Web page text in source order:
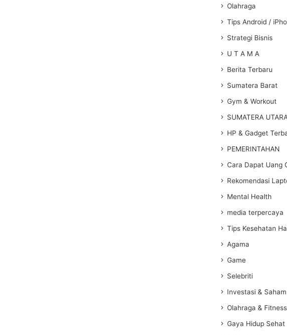
Olahraga
Tips Android /
Strategi Bisnis
U T A M A
Berita Terbaru
Sumatera Barat
Gym & Workout
SUMATERA
HP & Gadget
PEMERINTAHAN
Cara Dapat Uang
Rekomendasi
Mental Health
media terpercaya
Tips Kesehatan
Agama
Game
Selebriti
Investasi & Saham
Olahraga & Fitness
Gaya Hidup Sehat